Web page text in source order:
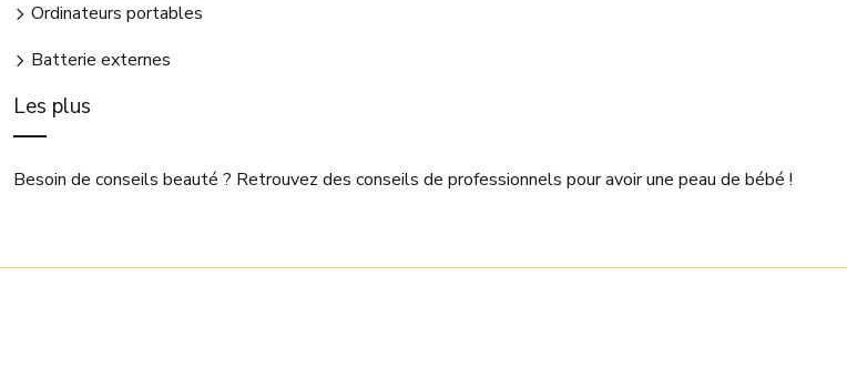
Ordinateurs portables
Batterie externes
Les plus
Besoin de conseils beauté ? Retrouvez des conseils de professionnels pour avoir une peau de bébé !